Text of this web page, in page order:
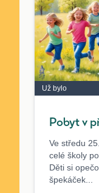
Už bylo
Pobyt v
Ve středu
celé školy
Děti si
špekáček...